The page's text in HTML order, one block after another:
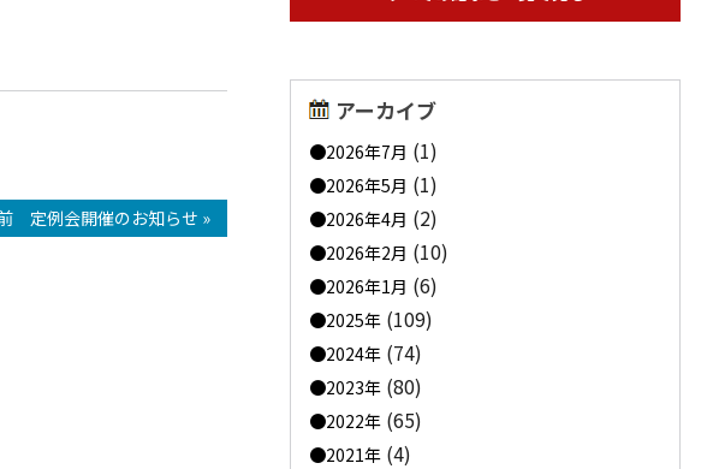
定例会開催のお知らせ »
アーカイブ
2026年7月 (1)
2026年5月 (1)
2026年4月 (2)
2026年2月 (10)
2026年1月 (6)
2025年 (109)
2024年 (74)
2023年 (80)
2022年 (65)
2021年 (4)